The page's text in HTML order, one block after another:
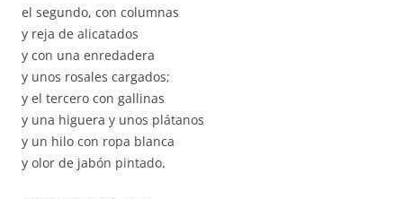
el segundo, con columnas
y reja de alicatados
y con una enredadera
y unos rosales cargados;
y el tercero con gallinas
y una higuera y unos plátanos
y un hilo con ropa blanca
y olor de jabón pintado.